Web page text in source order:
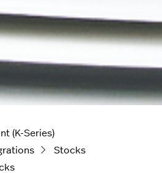
(K-Series)
Stocks